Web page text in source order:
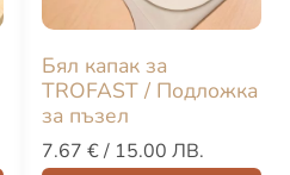
Бял капак за
TROFAST / Подложка
за пъзел
7.67 €/ 15.00 ЛВ.